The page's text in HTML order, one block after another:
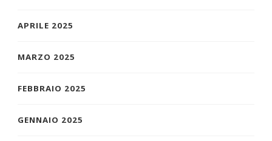
APRILE 2025
MARZO 2025
FEBBRAIO 2025
GENNAIO 2025